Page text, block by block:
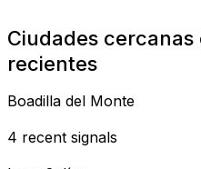
Ciudades
recientes
Boadilla del Monte
4 recent signals